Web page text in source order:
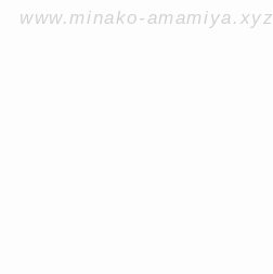
www.minako-amamiya.xyz